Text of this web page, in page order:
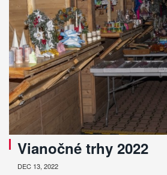
Vianočné trhy 2022
DEC 13, 2022